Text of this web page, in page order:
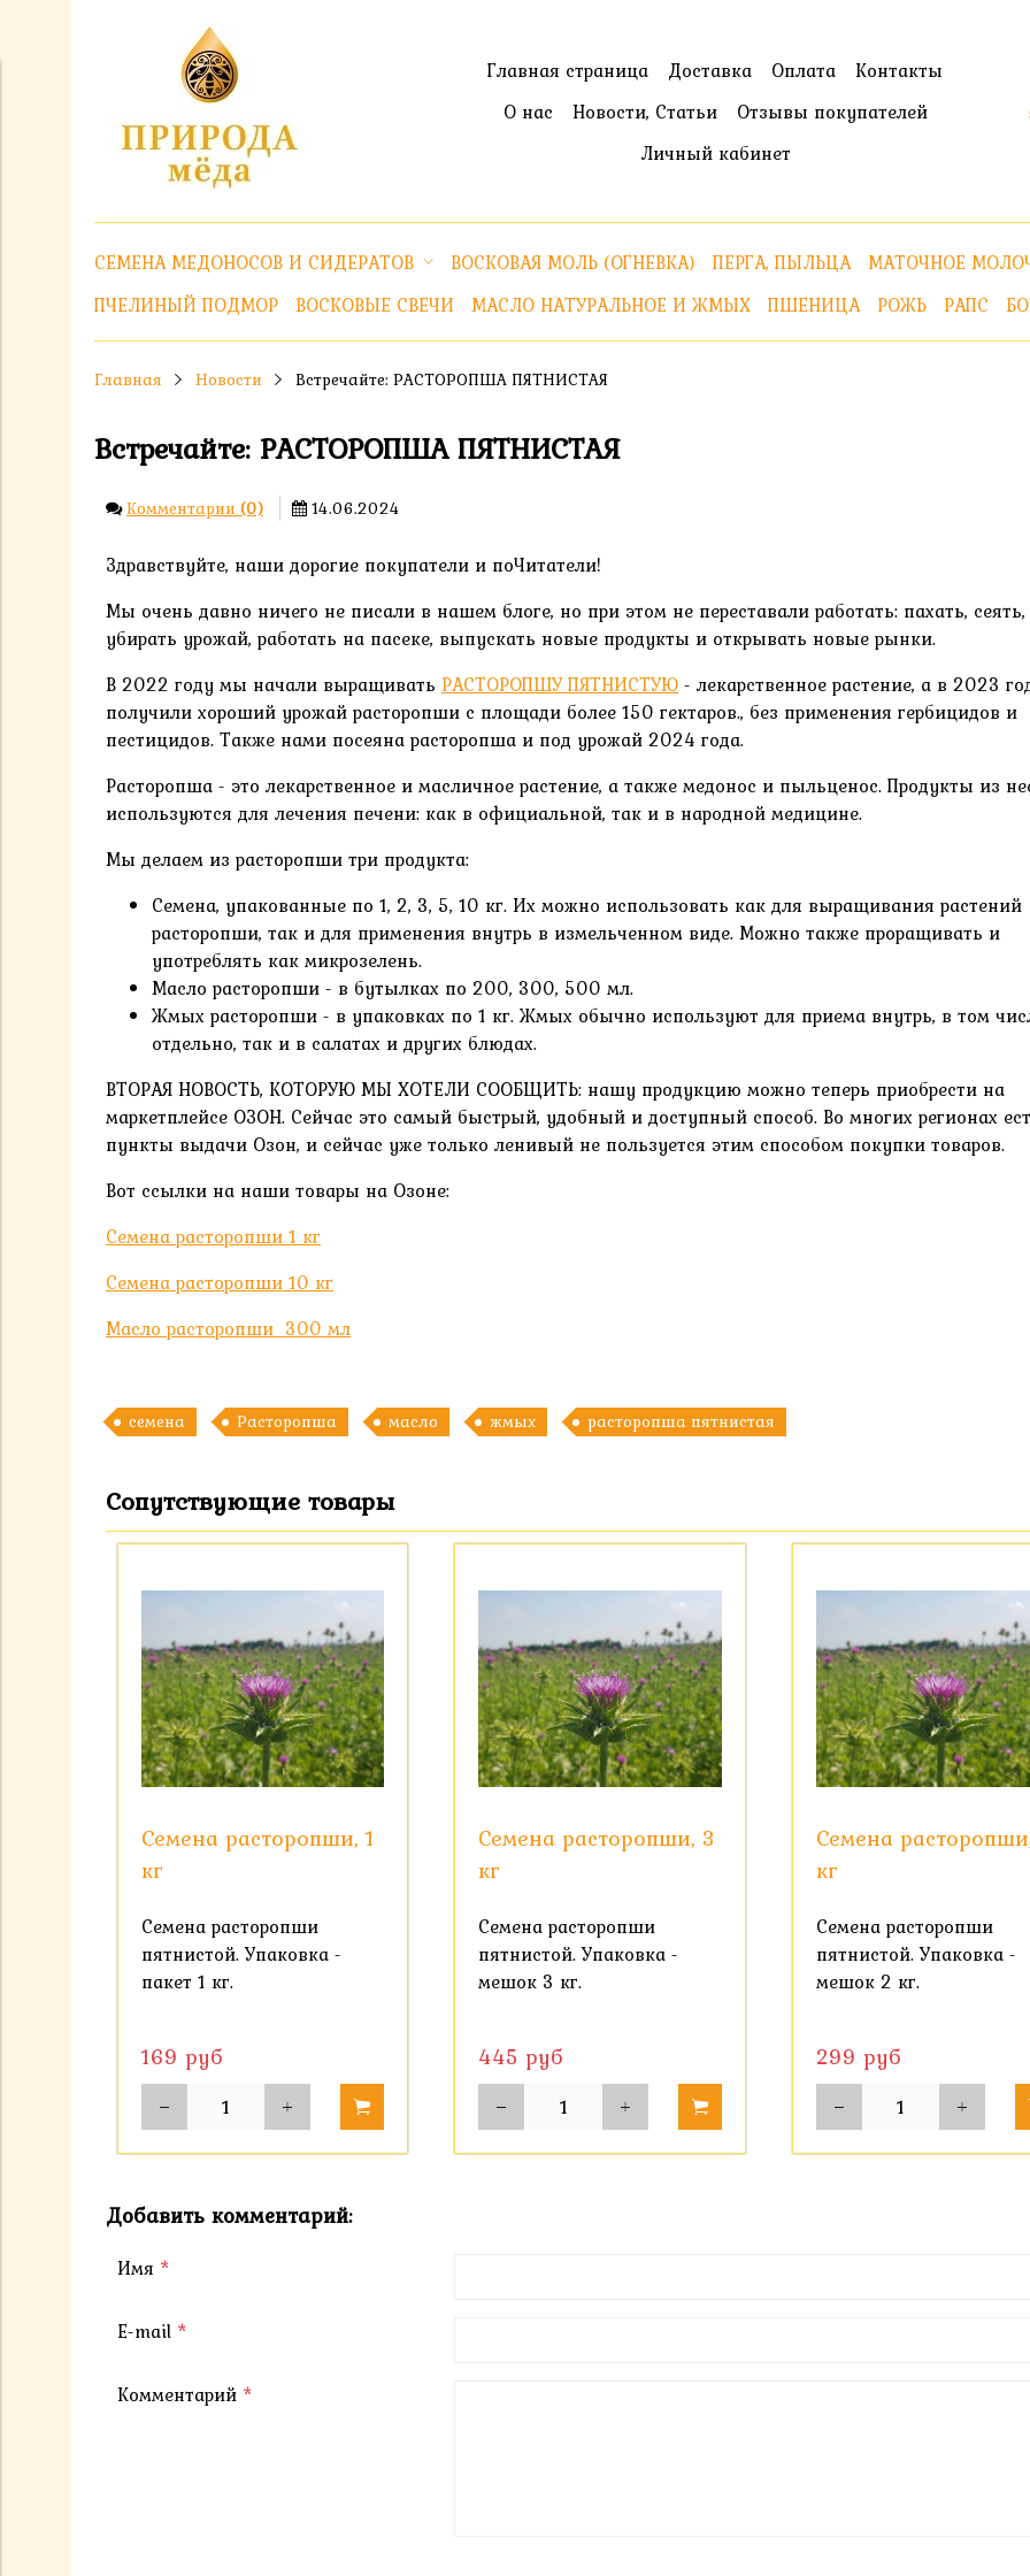
Главная страница Доставка Оплата
Контакты
О нас
Новости, Статьи
Отзывы покупателей
Личный кабинет
СЕМЕНА МЕДОНОСОВ И СИДЕРАТОВ ВОСКОВАЯ МОЛЬ (ОГНЕВКА) ПЕРГА, ПЫЛЬЦА
МАТОЧНОЕ
ПЧЕЛИНЫЙ ПОДМОР
ВОСКОВЫЕ СВЕЧИ МАСЛО НАТУРАЛЬНОЕ И ЖМЫХ ПШЕНИЦА РОЖЬ РАПС
Главная Новости Встречайте: РАСТОРОПША ПЯТНИСТАЯ
Встречайте: РАСТОРОПША ПЯТНИСТАЯ
Комментарии (0) 14.06.2024
Здравствуйте, наши дорогие покупатели и поЧитатели!
Мы очень давно ничего не писали в нашем блоге, но при этом не переставали работать: пахать, сеять,
убирать урожай, работать на пасеке, выпускать новые продукты и открывать новые рынки.
В 2022 году мы начали выращивать РАСТОРОПШУ ПЯТНИСТУЮ - лекарственное растение, а в 2023
получили хороший урожай расторопши с площади более 150 гектаров., без применения гербицидов и
пестицидов. Также нами посеяна расторопша и под урожай 2024 года.
Расторопша - это лекарственное и масличное растение, а также медонос и пыльценос. Продукты из
используются для лечения печени: как в официальной, так и в народной медицине.
Мы делаем из расторопши три продукта:
Семена, упакованные по 1, 2, 3, 5, 10 кг. Их можно использовать как для выращивания растений
расторопши, так и для применения внутрь в измельченном виде. Можно также проращивать и
употреблять как микрозелень.
Масло расторопши - в бутылках по 200, 300, 500 мл.
Жмых расторопши - в упаковках по 1 кг. Жмых обычно используют для приема внутрь, в том
отдельно, так и в салатах и других блюдах.
ВТОРАЯ НОВОСТЬ, КОТОРУЮ МЫ ХОТЕЛИ СООБЩИТЬ: нашу продукцию можно теперь приобрести на
маркетплейсе ОЗОН. Сейчас это самый быстрый, удобный и доступный способ. Во многих регионах
пункты выдачи Озон, и сейчас уже только ленивый не пользуется этим способом покупки товаров.
Вот ссылки на наши товары на Озоне:
Семена расторопши 1 кг
Семена расторопши 10 кг
Масло расторопши 300 мл
семена Расторопша масло жмых расторопша пятнистая
Сопутствующие товары
Семена расторопши, 1
кг
Семена расторопши
пятнистой. Упаковка -
пакет 1 кг.
169 руб
Семена расторопши, 3
кг
Семена расторопши
пятнистой. Упаковка -
мешок 3 кг.
445 руб
Семена
кг
Семена расторопши
пятнистой. Упаковка -
мешок 2 кг.
299 руб
Добавить комментарий:
Имя *
E-mail *
Комментарий *